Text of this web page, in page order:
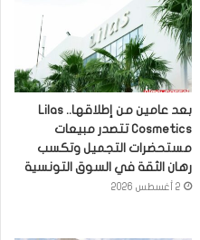
بعد عامين من إطلاقها.. Lilas
Cosmetics تتصدر مبيعات
مستحضرات التجميل وتكسب
رهان الثقة في السوق التونسية
2 أغسطس 2026